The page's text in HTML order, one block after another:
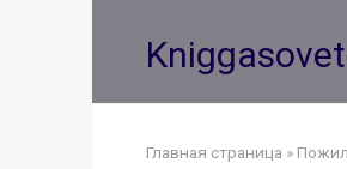
Главная страница »